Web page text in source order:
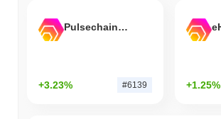
Pulsechain Bridged HEX (Pulsechain)
+3.23% #6139 +1.25%